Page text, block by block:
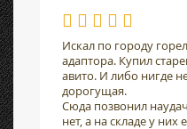
Искал по городу
адаптора. Купил
авито. И либо нигде
дорогущая.
Сюда позвонил
нет, а на складе у